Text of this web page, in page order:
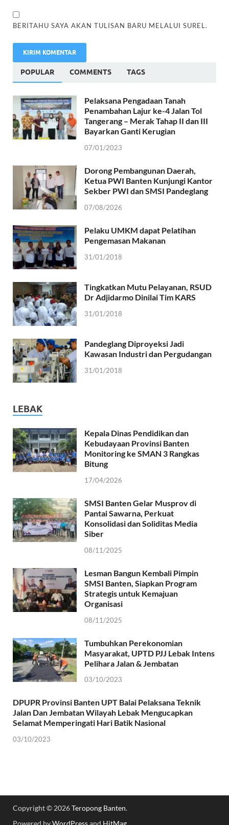
BERITAHU SAYA AKAN TULISAN BARU MELALUI SUREL.
POPULAR COMMENTS TAGS
Pelaksana Pengadaan Tanah
Penambahan Lajur ke-4 Jalan Tol
Tangerang – Merak Tahap II dan III
Bayarkan Ganti Kerugian
07/01/2023
Dorong Pembangunan Daerah,
Ketua PWI Banten Kunjungi Kantor
Sekber PWI dan SMSI Pandeglang
07/08/2026
Pelaku UMKM dapat Pelatihan
Pengemasan Makanan
31/01/2018
Tingkatkan Mutu Pelayanan, RSUD
Dr Adjidarmo Dinilai Tim KARS
31/01/2018
Pandeglang Diproyeksi Jadi
Kawasan Industri dan Pergudangan
31/01/2018
LEBAK
Kepala Dinas Pendidikan dan
Kebudayaan Provinsi Banten
Monitoring ke SMAN 3 Rangkas
Bitung
17/04/2026
SMSI Banten Gelar Musprov di
Pantai Sawarna, Perkuat
Konsolidasi dan Soliditas Media
Siber
08/11/2025
Lesman Bangun Kembali Pimpin
SMSI Banten, Siapkan Program
Strategis untuk Kemajuan
Organisasi
08/11/2025
Tumbuhkan Perekonomian
Masyarakat, UPTD PJJ Lebak Intens
Pelihara Jalan & Jembatan
03/10/2023
DPUPR Provinsi Banten UPT Balai Pelaksana Teknik
Jalan Dan Jembatan Wilayah Lebak Mengucapkan
Selamat Memperingati Hari Batik Nasional
03/10/2023
Copyright © 2026Teropong Banten.